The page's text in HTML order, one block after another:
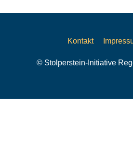
Kontakt
© Stolperstein-Initiative